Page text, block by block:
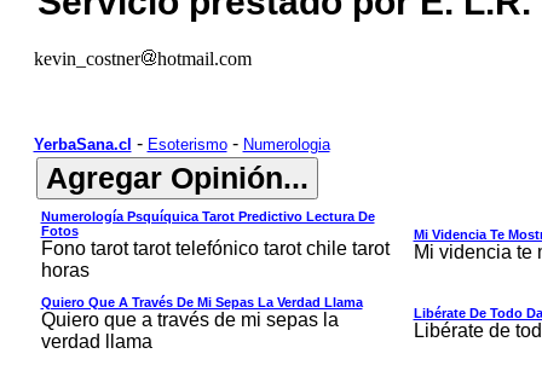
kevin_costner hotmail.com
YerbaSana.cl - Esoterismo- Numerologia
Numerología Psquíquica Tarot Predictivo Lectura De
Fotos
Fono tarot tarot telefónico tarot chile tarot
horas
Mi Videncia Te
Mi videncia te
Quiero Que A Través De Mi Sepas La Verdad Llama
Quiero que a través de mi sepas la
verdad llama
Libérate De Todo
Libérate de